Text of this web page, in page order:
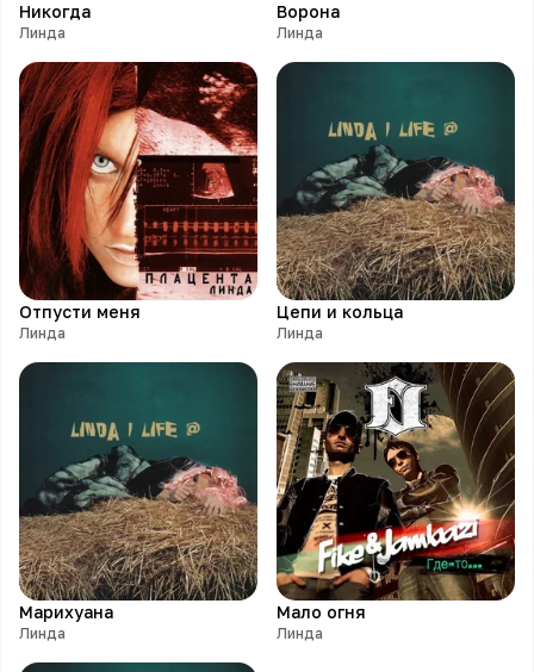
Никогда
Линда
Ворона
Линда
Отпусти меня
Линда
Цепи и кольца
Линда
Марихуана
Линда
Мало огня
Линда